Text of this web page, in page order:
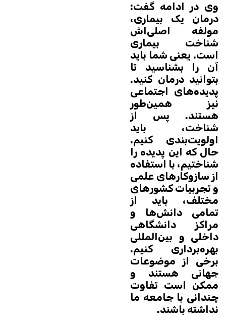
وی در ادامه گفت:
درمان یک بیماری،
مولفه اصلی‌اش
شناخت بیماری
است. یعنی شما باید
آن را بشناسید تا
بتوانید درمان کنید.
پدیده‌های اجتماعی
نیز همین‌طور
هستند. پس از
شناخت، باید
اولویت‌بندی کنیم.
حال که این پدیده را
شناختیم، با استفاده
از سازوکارهای علمی
و تجربیات کشورهای
مختلف، باید از
تمامی دانش‌ها و
مراکز دانشگاهی
داخلی و بین‌المللی
بهره‌برداری کنیم.
برخی از موضوعات
جهانی هستند و
ممکن است تفاوت
چندانی با جامعه ما
نداشته باشند.